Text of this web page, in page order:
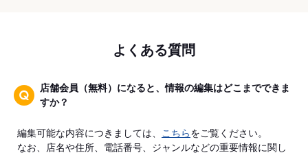
よくある質問
店舗会員（無料）になると、情報の編集はどこまでできま
すか？
編集可能な内容につきましては、 こちらをご覧ください。
なお、店名や住所、電話番号、ジャンルなどの重要情報に関し